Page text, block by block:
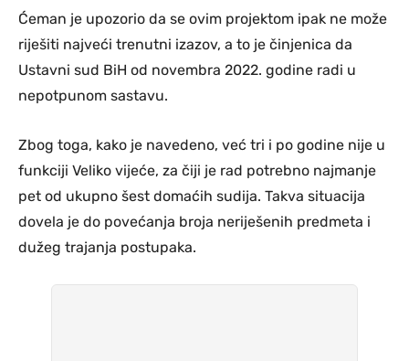
Ćeman je upozorio da se ovim projektom ipak ne može
riješiti najveći trenutni izazov, a to je činjenica da
Ustavni sud BiH od novembra 2022. godine radi u
nepotpunom sastavu.
Zbog toga, kako je navedeno, već tri i po godine nije u
funkciji Veliko vijeće, za čiji je rad potrebno najmanje
pet od ukupno šest domaćih sudija. Takva situacija
dovela je do povećanja broja neriješenih predmeta i
dužeg trajanja postupaka.